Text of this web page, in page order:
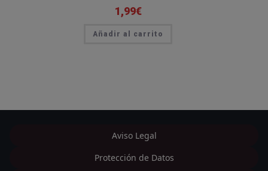
1,99€
Añadir al carrito
Aviso Legal
Protección de Datos